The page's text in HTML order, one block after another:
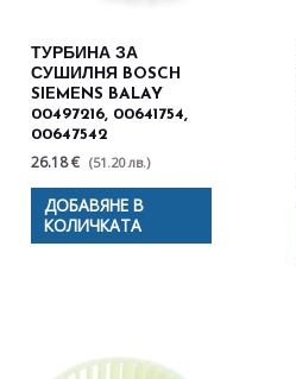
ТУРБИНА ЗА
СУШИЛНЯ BOSCH
SIEMENS BALAY
00497216, 00641754,
00647542
26.18 € (51.20 лв.)
ДОБАВЯНЕ В
КОЛИЧКАТА